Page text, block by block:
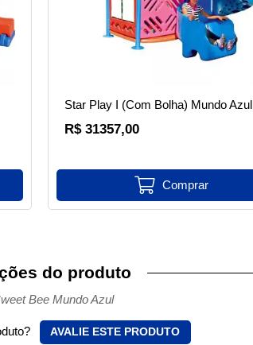
Star Play I (Com Bolha) Mundo Azul
R$ 31357,00
do produto
Bee Mundo Azul
AVALIE ESTE PRODUTO